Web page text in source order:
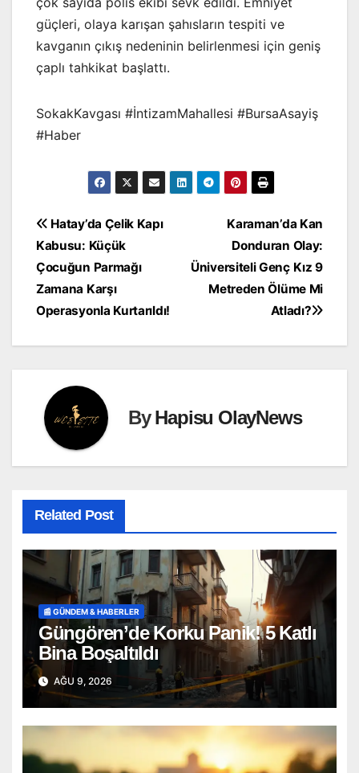
güçleri, olaya karışan şahısların tespiti ve
kavganın çıkış nedeninin belirlenmesi için geniş
çaplı tahkikat başlattı.
SokakKavgası #İntizamMahallesi #BursaAsayiş
#Haber
Yazı
gezinmesi
Karaman’da Kan
Donduran Olay:
Üniversiteli Genç Kız 9
Metreden Ölüme Mi
Atladı?
Hatay’da Çelik Kapı
Kabusu: Küçük
Çocuğun Parmağı
Zamana Karşı
Operasyonla Kurtarıldı!
ByHapisu OlayNews
Related Post
📰 GÜNDEM & HABERLER
Güngören’de Korku Panik! 5 Katlı
Bina Boşaltıldı
AĞU 9, 2026